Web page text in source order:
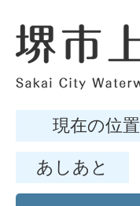
現在の位置
あしあと